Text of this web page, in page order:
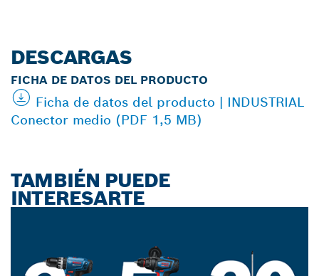
DESCARGAS
FICHA DE DATOS DEL PRODUCTO
Ficha de datos del producto | INDUSTRIAL
Conector medio (PDF 1,5 MB)
TAMBIÉN PUEDE
INTERESARTE